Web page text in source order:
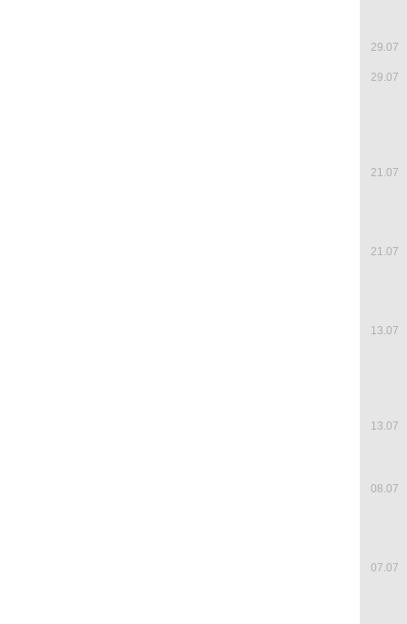
29.07
29.07
21.07
21.07
13.07
13.07
08.07
07.07